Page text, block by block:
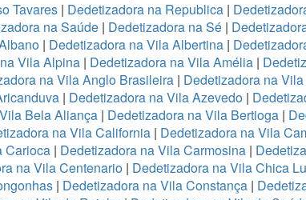
Tavares| Dedetizadora na Republica|
na Saúde| Dedetizadora na Sé|
| Dedetizadora na Vila Albertina |
Vila Alpina | Dedetizadora na Vila Amélia |
na Vila Anglo Brasileira | Dedetizadora na
| Dedetizadora na Vila Azevedo |
Bela Aliança| Dedetizadora na Vila Bertioga|
na Vila California | Dedetizadora na Vila
Carioca| Dedetizadora na Vila Carmosina|
na Vila Centenario| Dedetizadora na Vila Chica
| Dedetizadora na Vila Constança|